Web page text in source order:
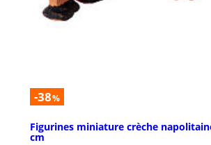
-38%
Figurines miniature crèche
cm